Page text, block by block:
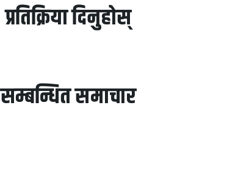
प्रतिक्रिया दिनुहोस्
सम्बन्धित समाचार